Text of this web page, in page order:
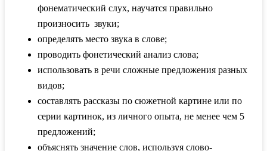
фонематический слух, научатся правильно
произносить звуки;
определять место звука в слове;
проводить фонетический анализ слова;
использовать в речи сложные предложения разных
видов;
составлять рассказы по сюжетной картине или по
серии картинок, из личного опыта, не менее чем 5
предложений;
объяснять значение слов, используя слово-